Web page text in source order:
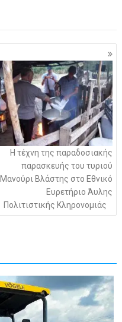
Η τέχνη της παραδοσιακής
παρασκευής του τυριού
Μανούρι Βλάστης στο Εθνικό
Ευρετήριο Άυλης
Πολιτιστικής Κληρονομιάς